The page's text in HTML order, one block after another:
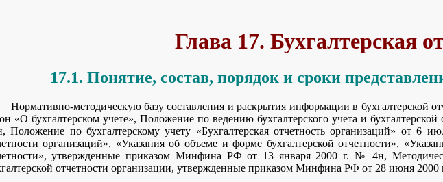
Глава 17. Бухгалтерская
17.1. Понятие, состав, порядок и сроки
Нормативно-методическую базу составления и раскрытия информации в бухгалтерской
«О бухгалтерском учете», Положение по ведению бухгалтерского учета и
Положение по бухгалтерскому учету «Бухгалтерская отчетность организаций» от
организаций», «Указания об объеме и форме бухгалтерской отчетности»,
утвержденные приказом Минфина РФ от 13 января 2000 г. № 4н,
отчетности организации, утвержденные приказом Минфина РФ от 28 июня